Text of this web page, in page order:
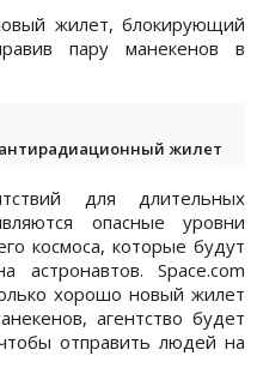
жилет, блокирующий
пару манекенов в
жилет
для длительных
опасные уровни
космоса, которые будут
астронавтов. Space.com
хорошо новый жилет
агентство будет
отправить людей на